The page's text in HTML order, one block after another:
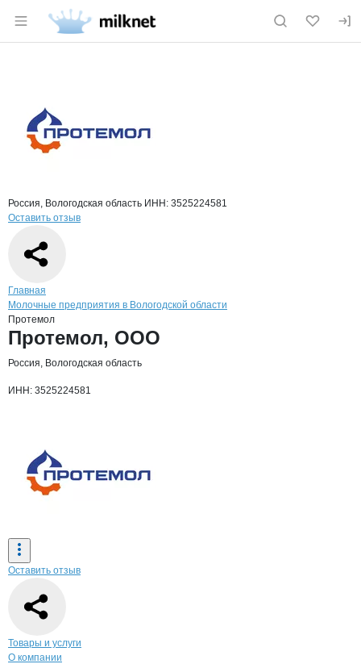
Раздел навигации по сайту milknet.ru
Россия, Вологодская область ИНН: 3525224581
Оставить отзыв
Навигация по сайту
Главная
Молочные предприятия в Вологодской области
Протемол
Основная информация о компании
Протемол, ООО
Россия, Вологодская область
ИНН: 3525224581
Оставить отзыв
Навигация по странице
Товары и услуги
О компании